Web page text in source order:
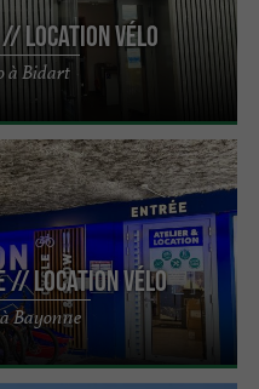
// Location vélo
à Bidart
// Location vélo
Bayonne